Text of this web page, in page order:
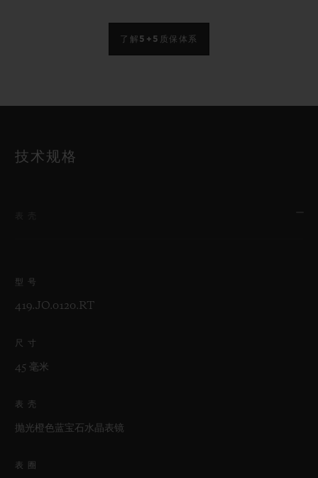
了解5+5质保体系
技术规格
型号
419.JO.0120.RT
尺寸
45 毫米
表壳
抛光橙色蓝宝石水晶表镜
表圈